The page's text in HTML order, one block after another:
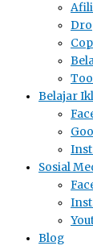
Belajar
Sosial
Blog